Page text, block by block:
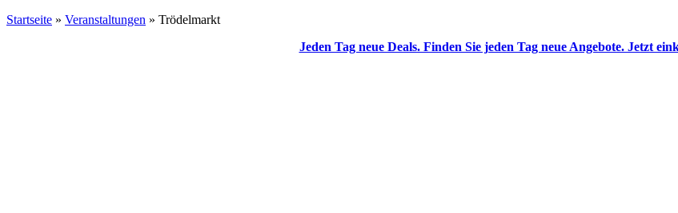
Startseite » Veranstaltungen » Trödelmarkt
Jeden Tag neue Deals. Finden Sie jeden Tag neue Angebote. Jetzt